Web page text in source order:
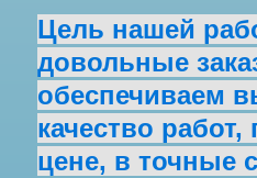
Цель нашей
довольные
обеспечиваем
качество
цене, в точные